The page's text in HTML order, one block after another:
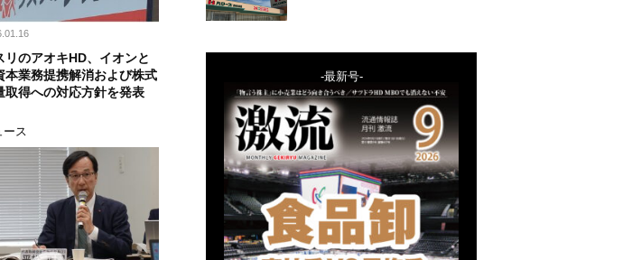
リのアオキHD、イオンと
本業務提携解消および株式
取得への対応方針を発表
ース
-最新号-